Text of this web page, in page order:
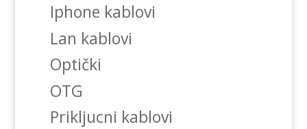
Iphone kablovi
Lan kablovi
Optički
OTG
Prikljucni kablovi